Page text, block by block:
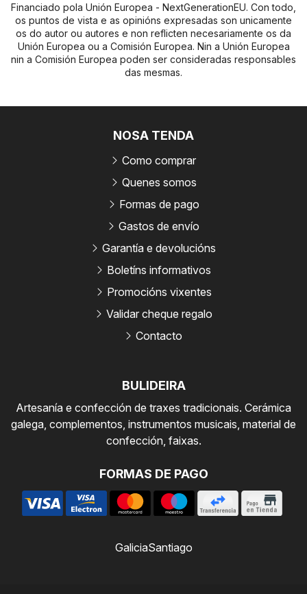
Financiado pola Unión Europea - NextGenerationEU. Con todo,
os puntos de vista e as opinións expresadas son unicamente
os do autor ou autores e non reflicten necesariamente os da
Unión Europea ou a Comisión Europea. Nin a Unión Europea
nin a Comisión Europea poden ser consideradas responsables
das mesmas.
BULIDEIRA
Artesanía e confección de traxes tradicionais. Cerámica
galega, complementos, instrumentos musicais, material de
confección, faixas.
FORMAS DE PAGO
NOSA TENDA
Como comprar
Quenes somos
Formas de pago
Gastos de envío
Garantía e devolucións
Boletíns informativos
Promocións vixentes
Validar cheque regalo
Contacto
GaliciaSantiago